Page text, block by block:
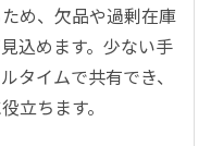
め、欠品や過剰在庫
込めます。少ない手
タイムで共有でき、
立ちます。